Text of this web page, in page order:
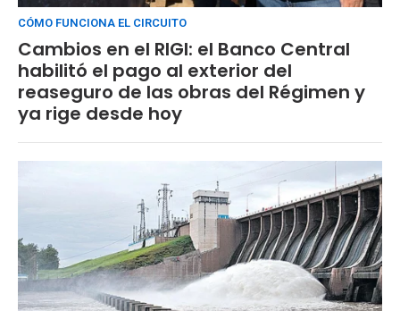
CÓMO FUNCIONA EL CIRCUITO
Cambios en el RIGI: el Banco Central
habilitó el pago al exterior del
reaseguro de las obras del Régimen y
ya rige desde hoy